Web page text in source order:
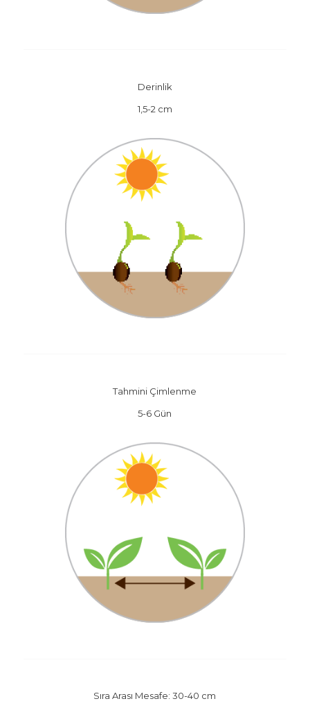
Derinlik
1,5-2 cm
Tahmini Çimlenme
5-6 Gün
Sıra Arası Mesafe: 30-40 cm